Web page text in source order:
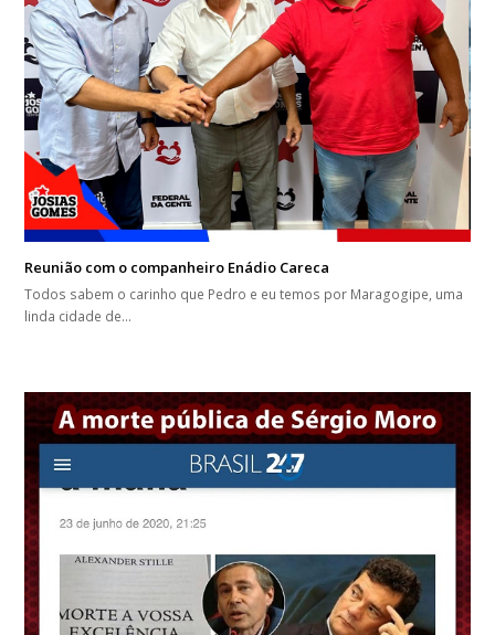
Reunião com o companheiro Enádio Careca
Todos sabem o carinho que Pedro e eu temos por Maragogipe, uma
linda cidade de…